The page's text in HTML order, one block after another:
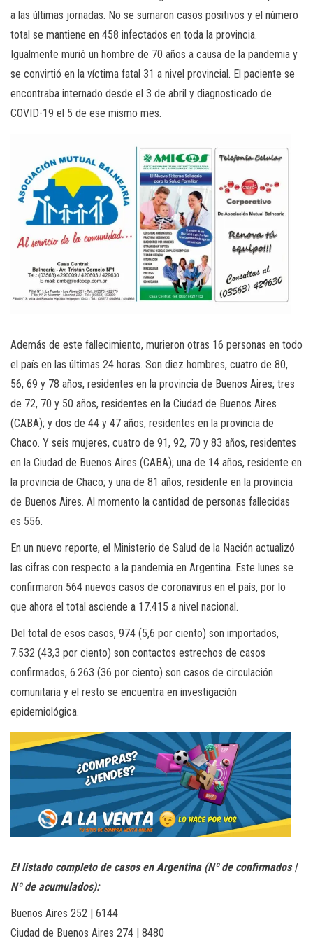
a las últimas jornadas. No se sumaron casos positivos y el número
total se mantiene en 458 infectados en toda la provincia.
Igualmente murió un hombre de 70 años a causa de la pandemia y
se convirtió en la víctima fatal 31 a nivel provincial. El paciente se
encontraba internado desde el 3 de abril y diagnosticado de
COVID-19 el 5 de ese mismo mes.
Además de este fallecimiento, murieron otras 16 personas en todo
el país en las últimas 24 horas. Son diez hombres, cuatro de 80,
56, 69 y 78 años, residentes en la provincia de Buenos Aires; tres
de 72, 70 y 50 años, residentes en la Ciudad de Buenos Aires
(CABA); y dos de 44 y 47 años, residentes en la provincia de
Chaco. Y seis mujeres, cuatro de 91, 92, 70 y 83 años, residentes
en la Ciudad de Buenos Aires (CABA); una de 14 años, residente en
la provincia de Chaco; y una de 81 años, residente en la provincia
de Buenos Aires. Al momento la cantidad de personas fallecidas
es 556.
En un nuevo reporte, el Ministerio de Salud de la Nación actualizó
las cifras con respecto a la pandemia en Argentina. Este lunes se
confirmaron 564 nuevos casos de coronavirus en el país, por lo
que ahora el total asciende a 17.415 a nivel nacional.
Del total de esos casos, 974 (5,6 por ciento) son importados,
7.532 (43,3 por ciento) son contactos estrechos de casos
confirmados, 6.263 (36 por ciento) son casos de circulación
comunitaria y el resto se encuentra en investigación
epidemiológica.
El listado completo de casos en Argentina (Nº de confirmados |
Nº de acumulados):
Buenos Aires 252 | 6144
Ciudad de Buenos Aires 274 | 8480